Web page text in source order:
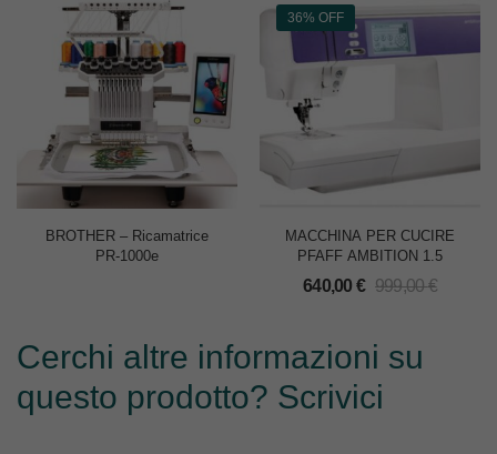
BROTHER – Ricamatrice
PR-1000e
36% OFF
MACCHINA PER CUCIRE
PFAFF AMBITION 1.5
640,00 € 999,00€
Cerchi altre informazioni su
questo prodotto? Scrivici